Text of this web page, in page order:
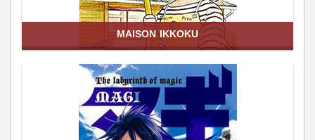
MAISON IKKOKU